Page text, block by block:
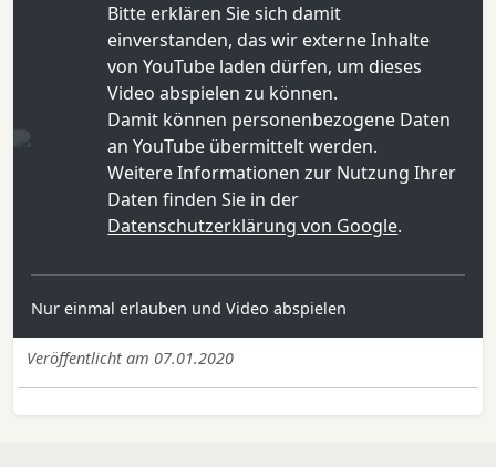
Bitte erklären Sie sich damit
einverstanden, das wir externe Inhalte
von YouTube laden dürfen, um dieses
Video abspielen zu können.
Damit können personenbezogene Daten
an YouTube übermittelt werden.
Weitere Informationen zur Nutzung Ihrer
Daten finden Sie in der
Datenschutzerklärung von Google.
Nur einmal erlauben und Video abspielen
Veröffentlicht am 07.01.2020